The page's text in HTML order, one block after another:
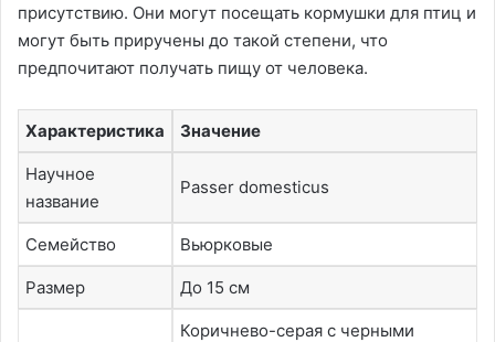
присутствию. Они могут посещать кормушки для птиц и
могут быть приручены до такой степени, что
предпочитают получать пищу от человека.
Характеристика Значение
Научное
название
Passer domesticus
Семейство Вьюрковые
Размер До 15 см
Коричнево-серая с черными